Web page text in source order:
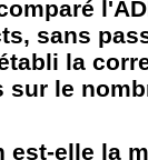
sans
la
sur le
est-elle la